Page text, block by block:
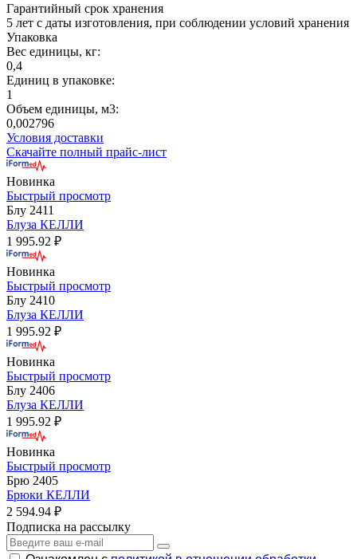
Гарантийный срок хранения
5 лет с даты изготовления, при соблюдении условий хранения
Упаковка
Вес единицы, кг:
0,4
Единиц в упаковке:
1
Объем единицы, м3:
0,002796
Условия доставки
Скачайте полный прайс-лист
Новинка
Быстрый просмотр
Блу 2411
Блуза КЕЛЛИ
1 995.92 ₽
Новинка
Быстрый просмотр
Блу 2410
Блуза КЕЛЛИ
1 995.92 ₽
Новинка
Быстрый просмотр
Блу 2406
Блуза КЕЛЛИ
1 995.92 ₽
Новинка
Быстрый просмотр
Брю 2405
Брюки КЕЛЛИ
2 594.94 ₽
Подписка на рассылку